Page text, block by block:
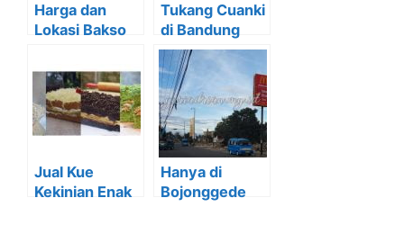
Harga dan
Lokasi Bakso
(UPDATE
2019)
Tukang Cuanki
di Bandung
Yang Keliling
Aja Sudah
ENAK!!
Jual Kue
Kekinian Enak
Hanya di
Bojonggede